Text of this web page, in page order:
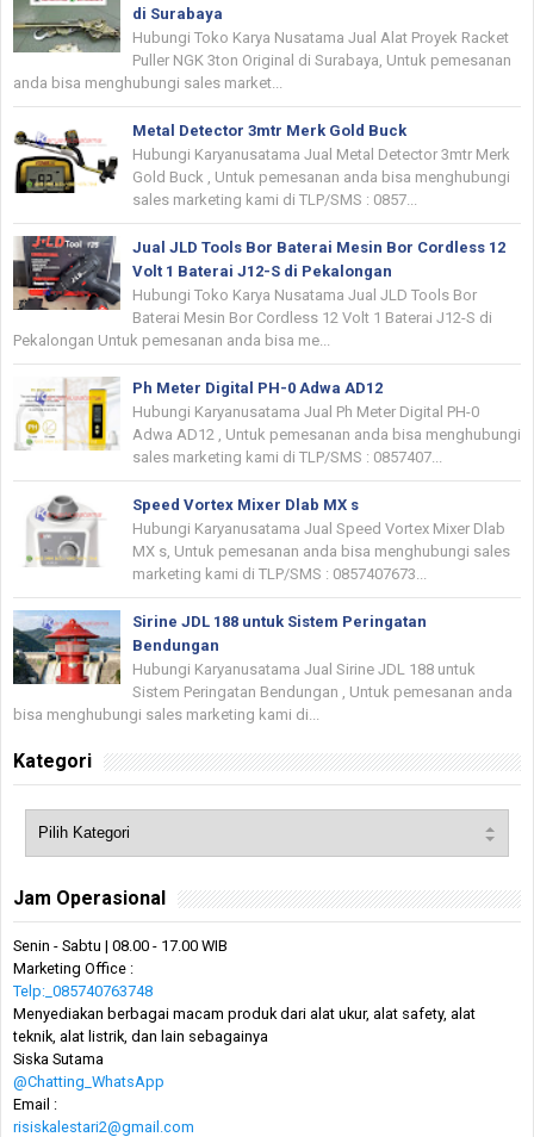
di Surabaya
Hubungi Toko Karya Nusatama Jual Alat Proyek Racket
Puller NGK 3ton Original di Surabaya, Untuk pemesanan
anda bisa menghubungi sales market...
Metal Detector 3mtr Merk Gold Buck
Hubungi Karyanusatama Jual Metal Detector 3mtr Merk
Gold Buck , Untuk pemesanan anda bisa menghubungi
sales marketing kami di TLP/SMS : 0857...
Jual JLD Tools Bor Baterai Mesin Bor Cordless 12
Volt 1 Baterai J12-S di Pekalongan
Hubungi Toko Karya Nusatama Jual JLD Tools Bor
Baterai Mesin Bor Cordless 12 Volt 1 Baterai J12-S di
Pekalongan Untuk pemesanan anda bisa me...
Ph Meter Digital PH-0 Adwa AD12
Hubungi Karyanusatama Jual Ph Meter Digital PH-0
Adwa AD12 , Untuk pemesanan anda bisa menghubungi
sales marketing kami di TLP/SMS : 0857407...
Speed Vortex Mixer Dlab MX s
Hubungi Karyanusatama Jual Speed Vortex Mixer Dlab
MX s, Untuk pemesanan anda bisa menghubungi sales
marketing kami di TLP/SMS : 0857407673...
Sirine JDL 188 untuk Sistem Peringatan
Bendungan
Hubungi Karyanusatama Jual Sirine JDL 188 untuk
Sistem Peringatan Bendungan , Untuk pemesanan anda
bisa menghubungi sales marketing kami di...
Kategori
Jam Operasional
Senin - Sabtu | 08.00 - 17.00 WIB
Marketing Office :
Telp:_085740763748
Menyediakan berbagai macam produk dari alat ukur, alat safety, alat
teknik, alat listrik, dan lain sebagainya
Siska Sutama
@Chatting_WhatsApp
Email :
risiskalestari2@gmail.com